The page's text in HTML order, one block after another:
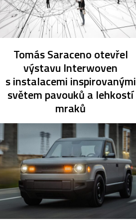
Tomás Saraceno otevřel
výstavu Interwoven
s instalacemi inspirovanými
světem pavouků a lehkostí
mraků